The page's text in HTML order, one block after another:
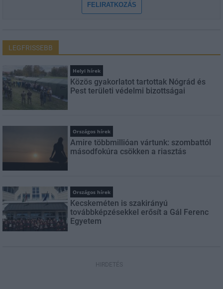
FELIRATKOZÁS
LEGFRISSEBB
Helyi hírek
Közös gyakorlatot tartottak Nógrád és
Pest területi védelmi bizottságai
Országos hírek
Amire többmillióan vártunk: szombattól
másodfokúra csökken a riasztás
Országos hírek
Kecskeméten is szakirányú
továbbképzésekkel erősít a Gál Ferenc
Egyetem
HIRDETÉS